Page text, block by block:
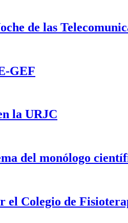
de las
GEF
la URJC
del monólogo
el Colegio de